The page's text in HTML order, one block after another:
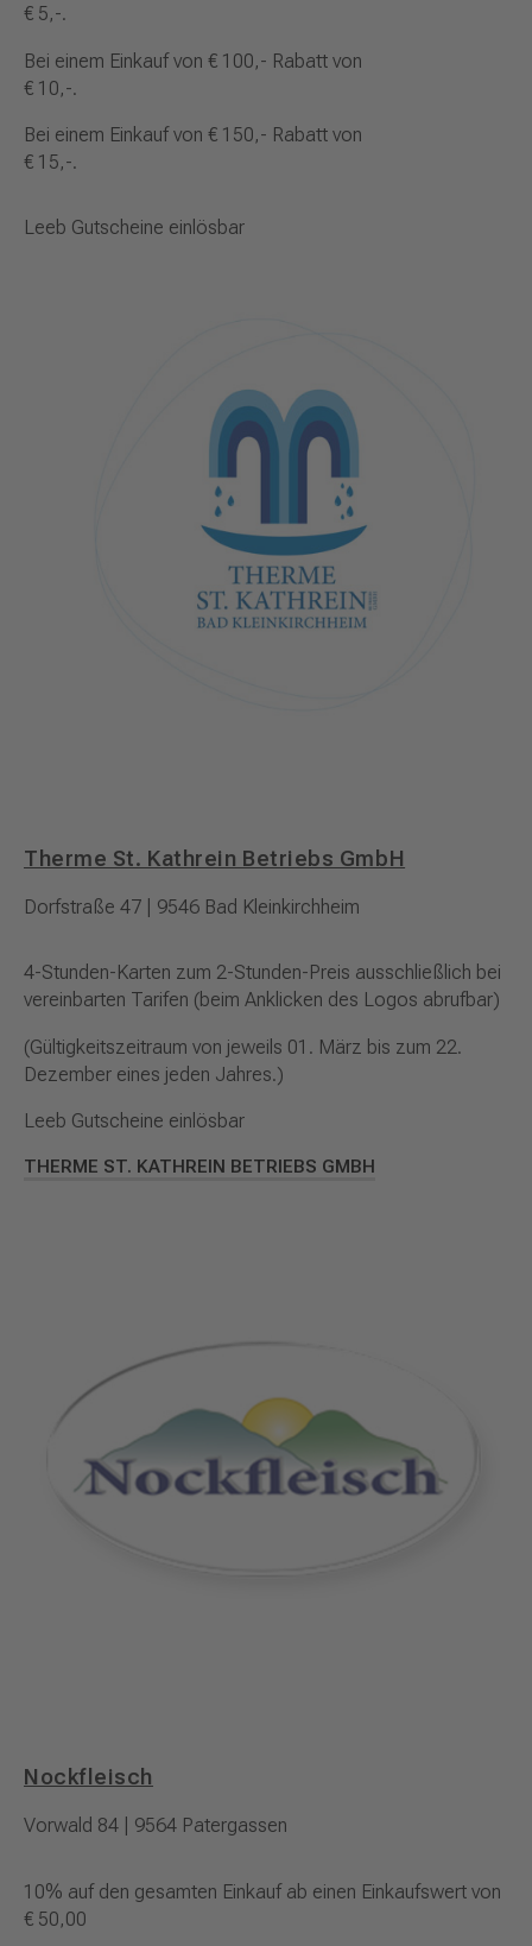
€ 5,-.
Bei einem Einkauf von € 100,- Rabatt von
€ 10,-.
Bei einem Einkauf von € 150,- Rabatt von
€ 15,-.
Leeb Gutscheine einlösbar
Therme St. Kathrein Betriebs GmbH
Dorfstraße 47 | 9546 Bad Kleinkirchheim
4-Stunden-Karten zum 2-Stunden-Preis ausschließlich bei
vereinbarten Tarifen (beim Anklicken des Logos abrufbar)
(Gültigkeitszeitraum von jeweils 01. März bis zum 22.
Dezember eines jeden Jahres.)
Leeb Gutscheine einlösbar
THERME ST. KATHREIN BETRIEBS GMBH
Nockfleisch
Vorwald 84 | 9564 Patergassen
10% auf den gesamten Einkauf ab einen Einkaufswert von
€ 50,00